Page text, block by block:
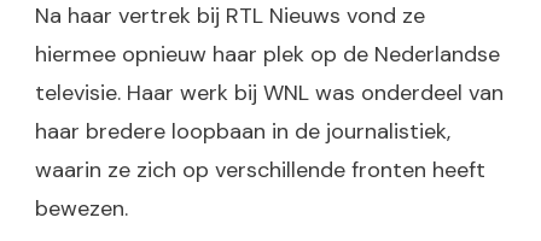
Na haar vertrek bij RTL Nieuws vond ze
hiermee opnieuw haar plek op de Nederlandse
televisie. Haar werk bij WNL was onderdeel van
haar bredere loopbaan in de journalistiek,
waarin ze zich op verschillende fronten heeft
bewezen.